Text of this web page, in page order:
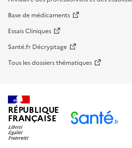
Base de médicaments
Essais Cliniques
Santé.fr Décryptage
Tous les dossiers thématiques
RÉPUBLIQUE
FRANÇAISE